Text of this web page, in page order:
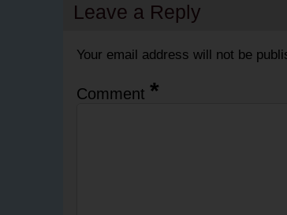
Leave a Reply
Your email address will not be
Comment *